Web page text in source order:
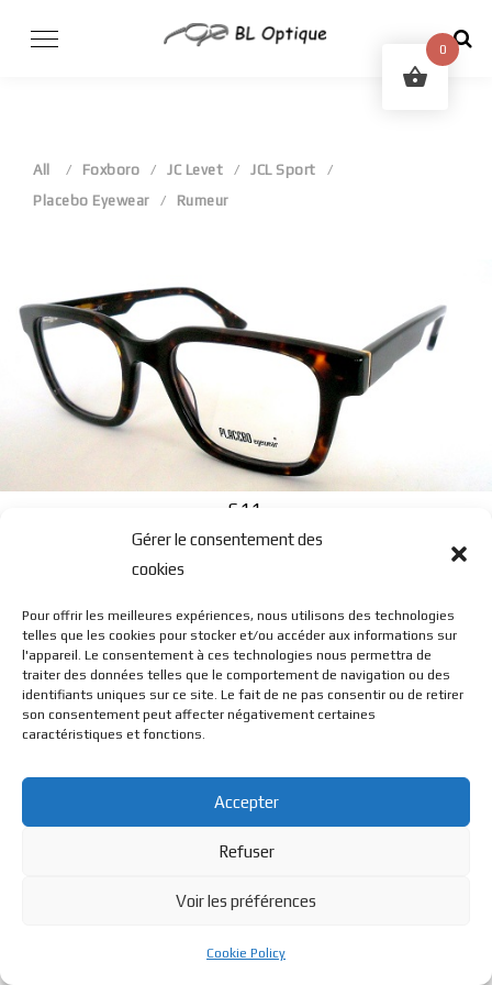
Gérer le consentement des
cookies
Pour offrir les meilleures expériences, nous utilisons des technologies
telles que les cookies pour stocker et/ou accéder aux informations sur
l'appareil. Le consentement à ces technologies nous permettra de
traiter des données telles que le comportement de navigation ou des
identifiants uniques sur ce site. Le fait de ne pas consentir ou de retirer
son consentement peut affecter négativement certaines
caractéristiques et fonctions.
Accepter
Refuser
Voir les préférences
Cookie Policy
All Foxboro JC Levet
JCL Sport
Placebo Eyewear
Rumeur
S11
© BL Optique - 22 Rue de la Cueille - 39170 Lavans Les St
0